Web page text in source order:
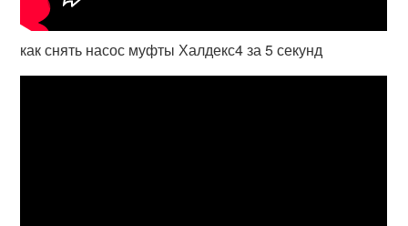
как снять насос муфты Халдекс4 за 5 секунд